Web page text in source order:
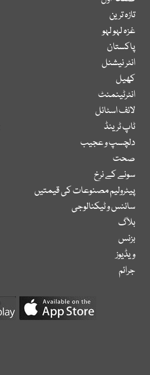
تازہ ترین
غزہ لہو لہو
پاکستان
انٹر نیشنل
کھیل
انٹرٹینمنٹ
لائف اسٹائل
ٹاپ ٹرینڈ
دلچسپ و عجیب
صحت
سونے کے نرخ
پیٹرولیم مصنوعات کی قیمتیں
سائنس و ٹیکنالوجی
بلاگ
بزنس
ویڈیوز
جرائم